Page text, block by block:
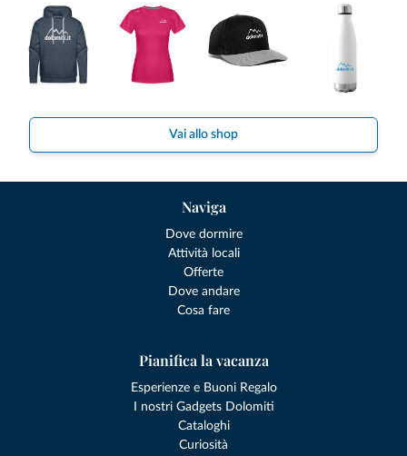
Vai allo shop
Naviga
Dove dormire
Attività locali
Offerte
Dove andare
Cosa fare
Pianifica la vacanza
Esperienze e Buoni Regalo
I nostri Gadgets Dolomiti
Cataloghi
Curiosità